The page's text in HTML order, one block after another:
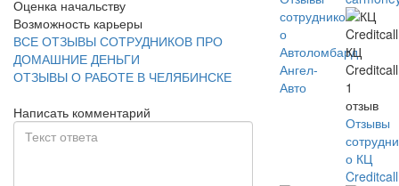
Оценка начальству
Возможность карьеры
ВСЕ ОТЗЫВЫ СОТРУДНИКОВ ПРО
ДОМАШНИЕ ДЕНЬГИ
ОТЗЫВЫ О РАБОТЕ В ЧЕЛЯБИНСКЕ
Написать комментарий
сотрудников
о
Автоломбард
Ангел-
Авто
КЦ
Creditcall
1
отзыв
Отзывы
о КЦ
Creditcall